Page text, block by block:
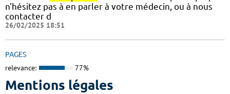
n'hésitez pas à en parler à votre médecin, ou à nous
contacter d
26/02/2025 18:51
PAGES
relevance: 77%
Mentions légales